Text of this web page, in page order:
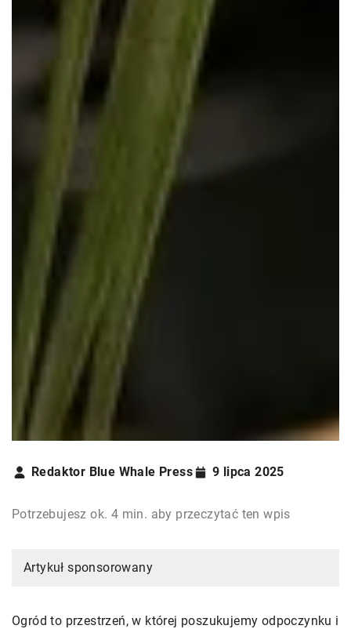
Redaktor Blue Whale Press 9 lipca 2025
Potrzebujesz ok. 4 min. aby przeczytać ten wpis
Artykuł sponsorowany
Ogród to przestrzeń, w której poszukujemy odpoczynku i